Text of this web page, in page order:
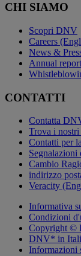
CHI SIAMO
Scopri DNV
Careers
News &
Annual
CONTATTI
Contatta
Trova i
Contatti per
Segnalazioni
Cambio
indirizzo
Veracity
Informativa
Condizioni
Copyright ©
DNV* in
Informazioni